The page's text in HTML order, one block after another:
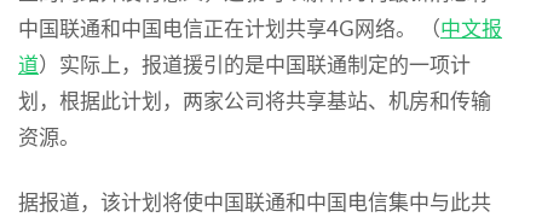
中国联通和中国电信正在计划共享4G网络。 （中文报
道）实际上，报道援引的是中国联通制定的一项计
划，根据此计划，两家公司将共享基站、机房和传输
资源。
据报道，该计划将使中国联通和中国电信集中与此共